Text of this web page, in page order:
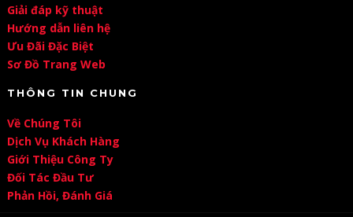
Giải đáp kỹ thuật
Hướng dẫn liên hệ
Ưu Đãi Đặc Biệt
Sơ Đồ Trang Web
THÔNG TIN CHUNG
Về Chúng Tôi
Dịch Vụ Khách Hàng
Giới Thiệu Công Ty
Đối Tác Đầu Tư
Phản Hồi, Đánh Giá